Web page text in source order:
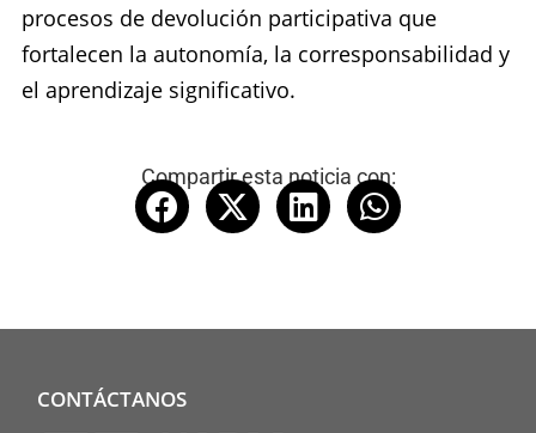
procesos de devolución participativa que
fortalecen la autonomía, la corresponsabilidad y
el aprendizaje significativo.
Compartir esta noticia con:
CONTÁCTANOS